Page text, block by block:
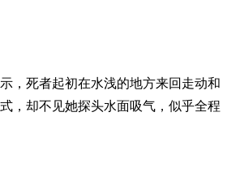
，死者起初在水浅的地方来回走动和
，却不见她探头水面吸气，似乎全程